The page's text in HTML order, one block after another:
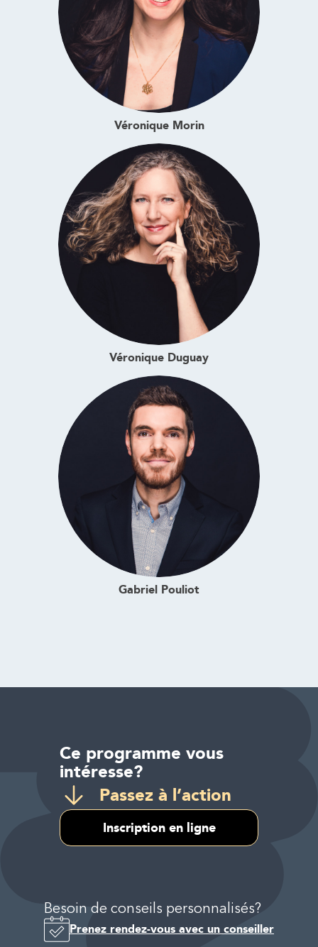
Véronique Morin
Véronique Duguay
Gabriel Pouliot
Ce programme vous
intéresse?
Passez à l’action
Inscription en ligne
Besoin de conseils personnalisés?
Prenez rendez-vous avec un conseiller